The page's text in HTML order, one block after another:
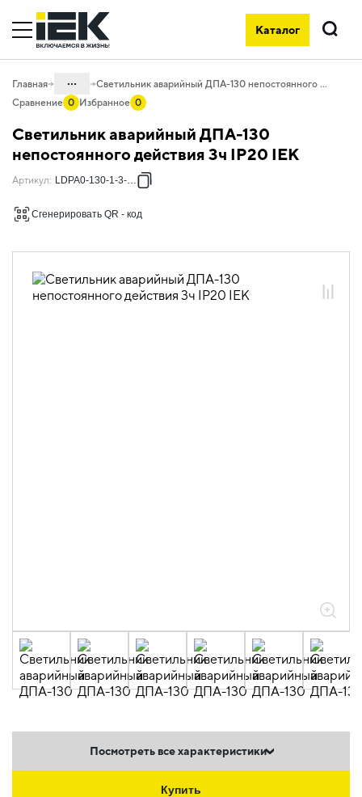
Каталог
Поиск
Главная ...
10.06 Аварийное освещение
Светильник аварийный ДПА-130 непостоянного действия 3ч IP20 IEK
Сравнение 0 Избранное 0
Светильник аварийный ДПА-130
непостоянного действия 3ч IP20 IEK
Артикул: LDPA0-130-1-3-K01
Сгенерировать QR - код
Посмотреть все характеристики
Купить